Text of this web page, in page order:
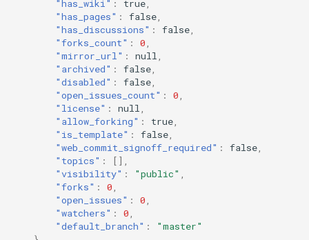
"has_wiki" : true
"has_pages" : false
"has_discussions" : false
"forks_count" : 0
"mirror_url" : null
"archived" : false
"disabled" : false
"open_issues_count" : 0
"license" : null
"allow_forking" : true
"is_template" : false
"web_commit_signoff_required" : false
"topics" :
[],
"visibility" : "public"
"forks" : 0
"open_issues" : 0
"watchers" : 0
"default_branch" :
"master"